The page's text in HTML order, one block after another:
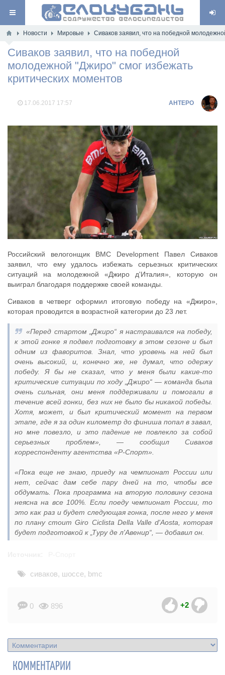
Новости Мировые Сиваков заявил, что на победной
Сиваков заявил, что на победной
молодежной "Джиро" смог избежать
критических моментов
17.06.2017 17:57 AHTEPO
Российский велогонщик ВМС Development Павел Сиваков
заявил, что ему удалось избежать серьезных критических
ситуаций на молодежной «Джиро д'Италия», которую он
выиграл благодаря поддержке своей команды.
Сиваков в четверг оформил итоговую победу на «Джиро»,
которая проводится в возрастной категории до 23 лет.
«Перед стартом „Джиро“ я настраивался на победу,
к этой гонке я подвел подготовку в этом сезоне и был
одним из фаворитов. Знал, что уровень на ней был
очень высокий, и, конечно же, не думал, что одержу
победу. Я бы не сказал, что у меня были какие-то
критические ситуации по ходу „Джиро“ — команда была
очень сильная, они меня поддерживали и помогали в
течение всей гонки, без них не было бы никакой победы.
Хотя, может, и был критический момент на первом
этапе, где я за один километр до финиша попал в завал,
но мне повезло, и это падение не повлекло за собой
серьезных проблем», — сообщил Сиваков
корреспонденту агентства «Р-Спорт».
«Пока еще не знаю, приеду на чемпионат России или
нет, сейчас дам себе пару дней на то, чтобы все
обдумать. Пока программа на вторую половину сезона
неясна на все 100%. Если поеду чемпионат России, то
это как раз и будет следующая гонка, после него у меня
по плану стоит Giro Ciclista Della Valle d'Aosta, которая
будет подготовкой к „Туру де л'Авенир“, — добавил он.
сиваков, шоссе, bmc
0 896 +2
КОММЕНТАРИИ